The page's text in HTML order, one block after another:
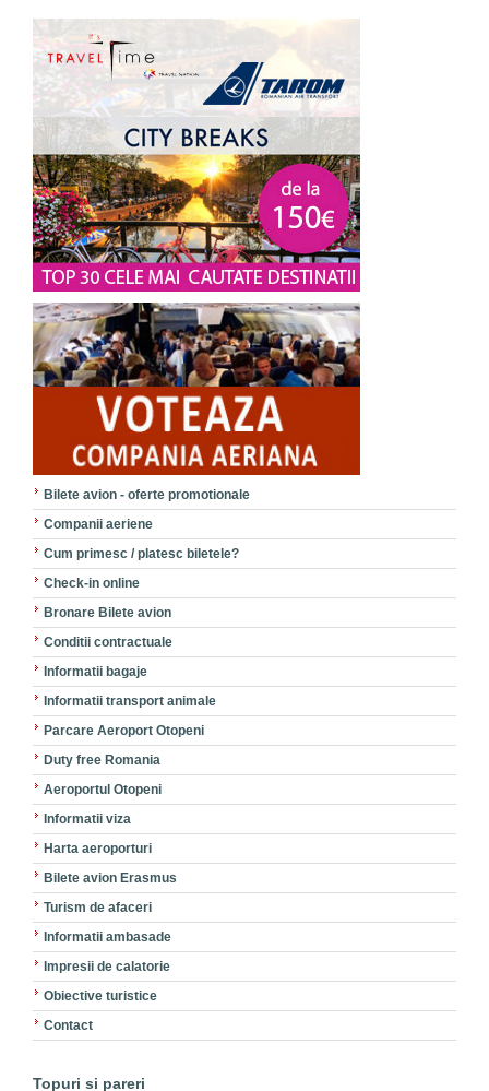
Bilete avion - oferte promotionale
Companii aeriene
Cum primesc / platesc biletele?
Check-in online
Bronare Bilete avion
Conditii contractuale
Informatii bagaje
Informatii transport animale
Parcare Aeroport Otopeni
Duty free Romania
Aeroportul Otopeni
Informatii viza
Harta aeroporturi
Bilete avion Erasmus
Turism de afaceri
Informatii ambasade
Impresii de calatorie
Obiective turistice
Contact
Topuri si pareri